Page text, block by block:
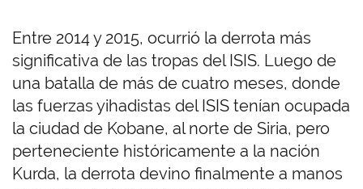
Entre 2014 y 2015, ocurrió la derrota más
significativa de las tropas del ISIS. Luego de
una batalla de más de cuatro meses, donde
las fuerzas yihadistas del ISIS tenían ocupada
la ciudad de Kobane, al norte de Siria, pero
perteneciente históricamente a la nación
Kurda, la derrota devino finalmente a manos